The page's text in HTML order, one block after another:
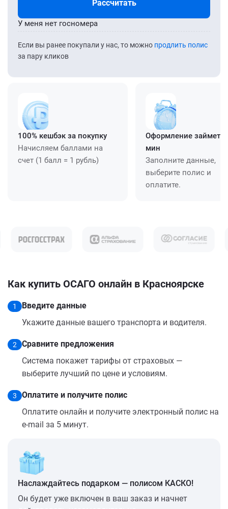
Рассчитать
Если вы ранее покупали у нас, то можно продлить полис
за пару кликов
У меня нет госномера
100% кешбэк за покупку
Начисляем баллами на
счет (1 балл = 1 рубль)
Оформление займет
мин
Заполните данные,
выберите полис и
оплатите.
Как купить ОСАГО онлайн в Красноярске
1
Введите данные
Укажите данные вашего транспорта и водителя.
2
Сравните предложения
Система покажет тарифы от страховых —
выберите лучший по цене и условиям.
3
Оплатите и получите полис
Оплатите онлайн и получите электронный полис на
e-mail за 5 минут.
Наслаждайтесь подарком — полисом КАСКО!
Он будет уже включен в ваш заказ и начнет